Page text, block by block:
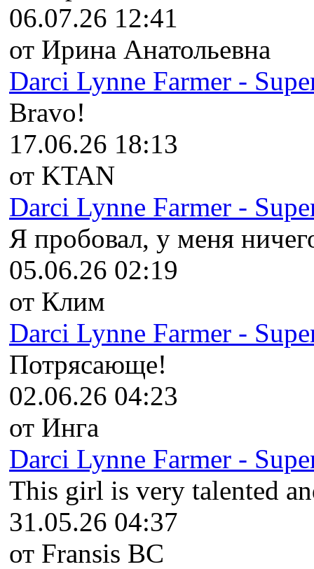
06.07.26 12:41
от Ирина Анатольевна
Darci Lynne Farmer -
Bravo!
17.06.26 18:13
от KTAN
Darci Lynne Farmer -
Я пробовал, у меня
05.06.26 02:19
от Клим
Darci Lynne Farmer -
Потрясающе!
02.06.26 04:23
от Инга
Darci Lynne Farmer -
This girl is very talented
31.05.26 04:37
от Fransis BC